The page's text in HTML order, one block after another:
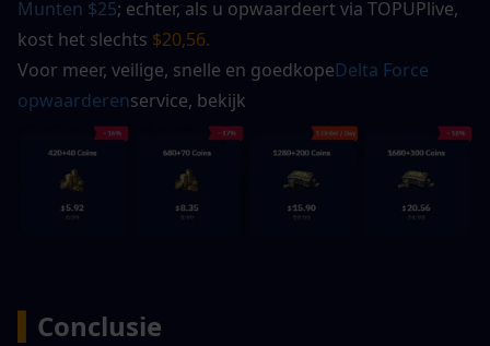
Munten $25; echter, als u opwaardeert via TOPUPlive,
kost het slechts $20,56.
Voor meer, veilige, snelle en goedkopeDelta Force
opwaarderenservice, bekijk
Conclusie